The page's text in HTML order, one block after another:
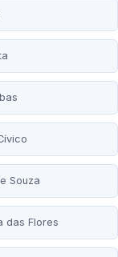
Souza
das Flores